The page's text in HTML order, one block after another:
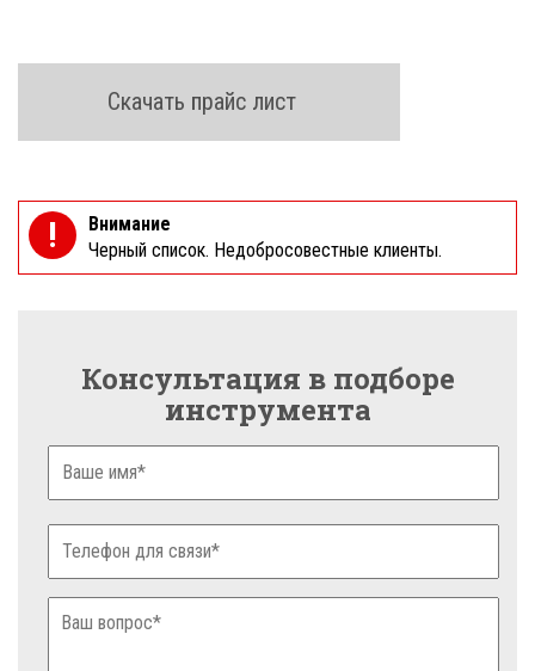
Скачать прайс лист
!
Внимание
Черный список. Недобросовестные клиенты.
Консультация в подборе
инструмента